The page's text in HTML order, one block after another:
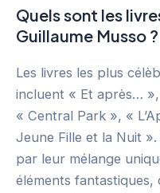
Quels sont les
Guillaume Musso ?
Les livres les plus
incluent « Et après…
« Central Park », «
Jeune Fille et la Nuit
par leur mélange
éléments fantastiques,